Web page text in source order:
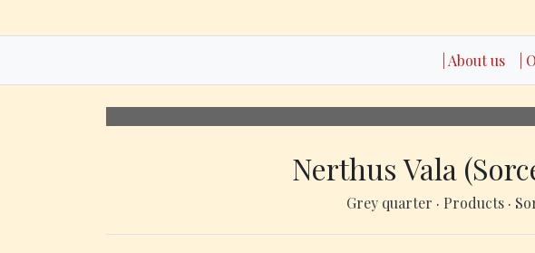
| About us |
Nerthus Vala
Grey quarter · Products ·